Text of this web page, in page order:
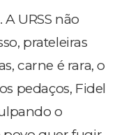
URSS não
prateleiras
carne é rara, o
pedaços, Fidel
o